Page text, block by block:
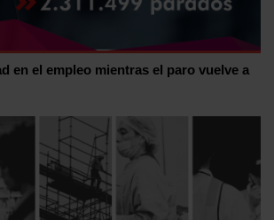
en el empleo mientras el paro vuelve a